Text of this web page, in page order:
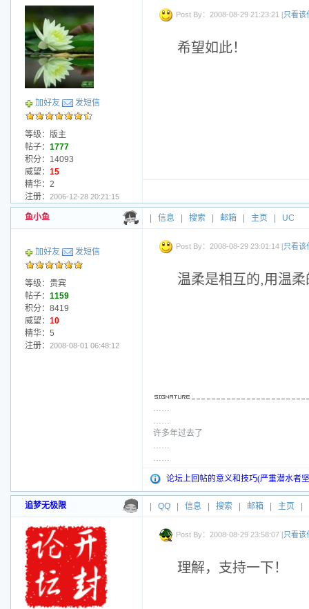
加好友 发短信
等级：版主
帖子： 1777
积分：14093
威望： 15
精华：2
注册： 2006-12-28 20:21:15
Post By：2008-08-29 21:23:21 [只看该
希望如此！
鱼小鱼 信息 搜索 邮箱 主页 UC
加好友 发短信
等级：贵宾
帖子： 1159
积分：8419
威望： 10
精华：5
注册： 2008-08-01 06:48:12
Post By：2008-08-29 23:01:14 [只看该
温柔是相互的,用温
……
……
许多年过去了
……
……
论坛上回帖的意义和技巧(严重潜水者
追梦无极限 QQ 信息 搜索 邮箱 主页
Post By：2008-08-29 23:58:07 [只看该
理解，支持一下！